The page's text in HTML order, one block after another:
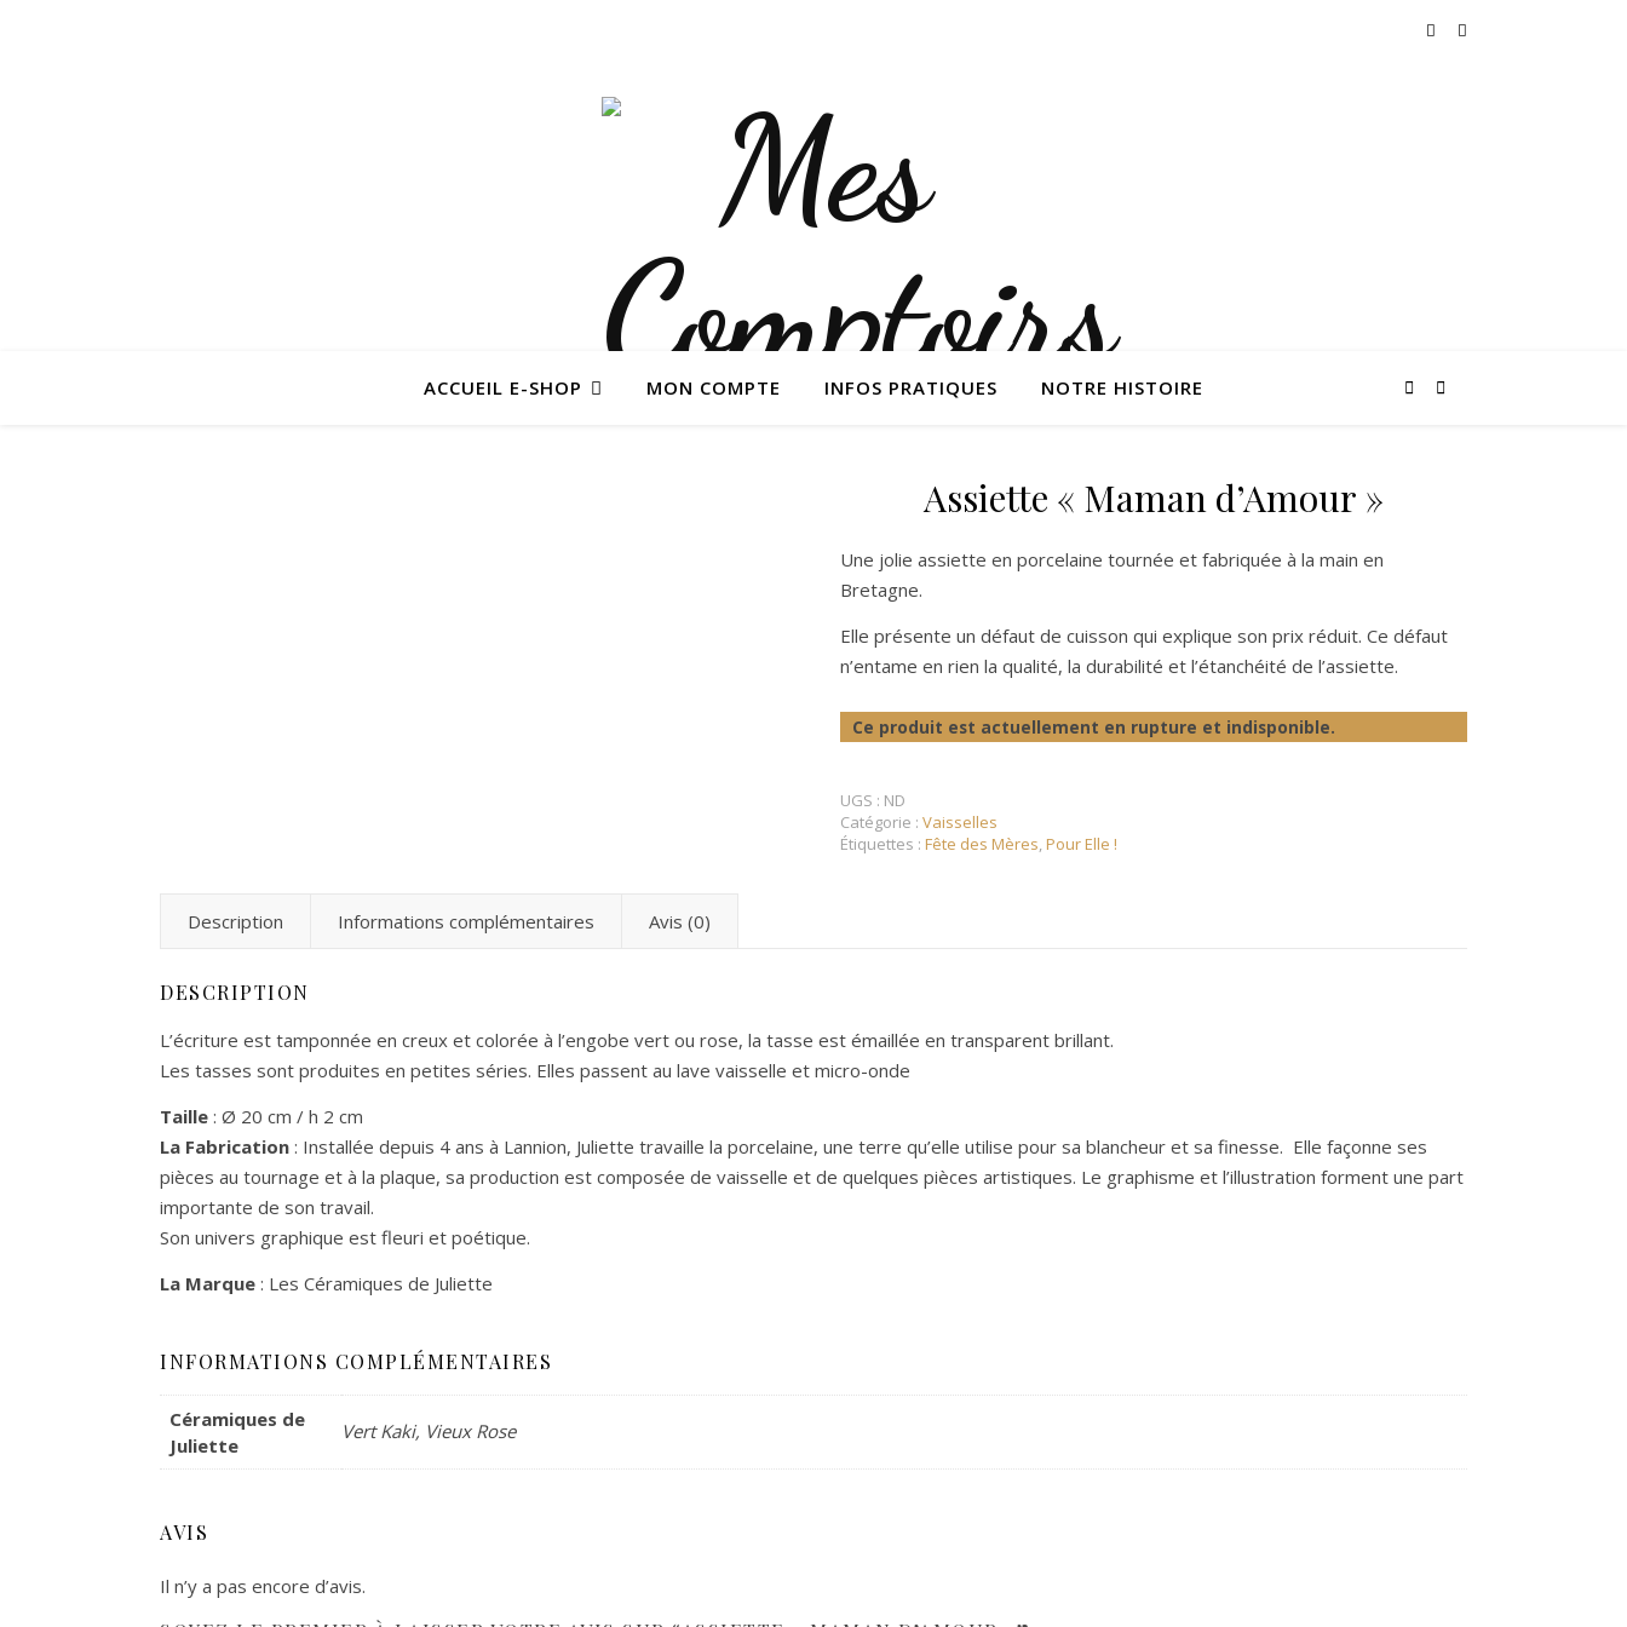
Le concept store de créations & artisanats français et européens
ACCUEIL E-SHOP MON COMPTE INFOS PRATIQUES NOTRE HISTOIRE
Assiette « Maman d’Amour »
Une jolie assiette en porcelaine tournée et fabriquée à la main en
Bretagne.
Elle présente un défaut de cuisson qui explique son prix réduit. Ce défaut
n’entame en rien la qualité, la durabilité et l’étanchéité de l’assiette.
Ce produit est actuellement en rupture et indisponible.
UGS : ND
Catégorie : Vaisselles
Étiquettes : Fête des Mères,Pour Elle !
Description Informations complémentaires Avis (0)
DESCRIPTION
L’écriture est tamponnée en creux et colorée à l’engobe vert ou rose, la tasse est émaillée en transparent brillant.
Les tasses sont produites en petites séries. Elles passent au lave vaisselle et micro-onde
Taille : Ø 20 cm / h 2 cm
La Fabrication : Installée depuis 4 ans à Lannion, Juliette travaille la porcelaine, une terre qu’elle utilise pour sa blancheur et sa finesse. Elle façonne ses
pièces au tournage et à la plaque, sa production est composée de vaisselle et de quelques pièces artistiques. Le graphisme et l’illustration forment une part
importante de son travail.
Son univers graphique est fleuri et poétique.
La Marque : Les Céramiques de Juliette
INFORMATIONS COMPLÉMENTAIRES
Céramiques de
Juliette
Vert Kaki, Vieux Rose
AVIS
Il n’y a pas encore d’avis.